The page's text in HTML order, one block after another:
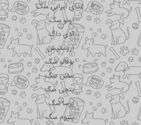
غذای ایرانی سگ
اونو سگ
آدی داگ
اروماتیش
بوفالو سگ
سلبن سگ
پتچی سگ
پرسا سگ
پتیوم سگ